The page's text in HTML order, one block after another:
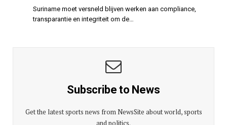
Suriname moet versneld blijven werken aan compliance,
transparantie en integriteit om de…
Subscribe to News
Get the latest sports news from NewsSite about world, sports
and politics.